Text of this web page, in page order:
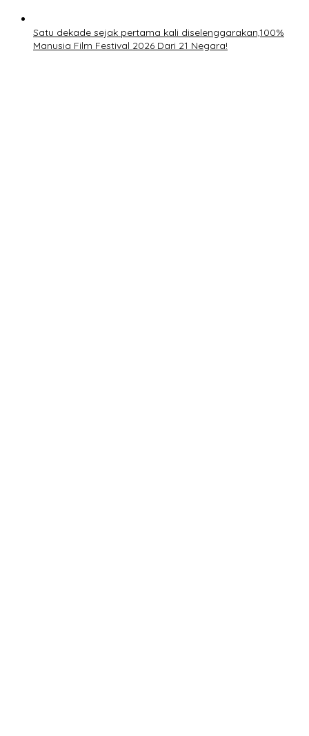
Satu dekade sejak pertama kali diselenggarakan,100%
Manusia Film Festival 2026 Dari 21 Negara!